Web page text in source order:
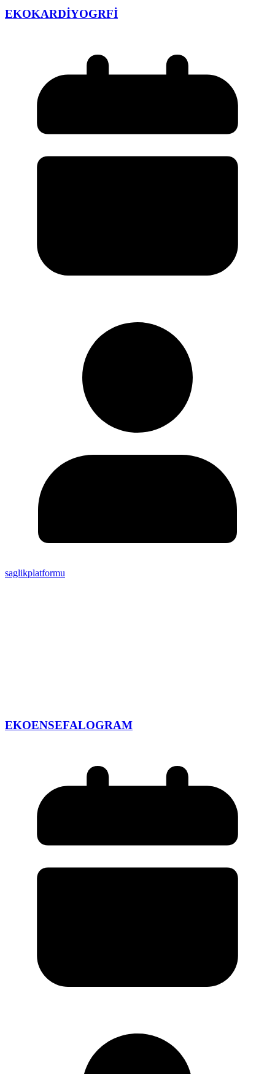
EKOKARDİYOGRFİ
saglikplatformu
EKOENSEFALOGRAM